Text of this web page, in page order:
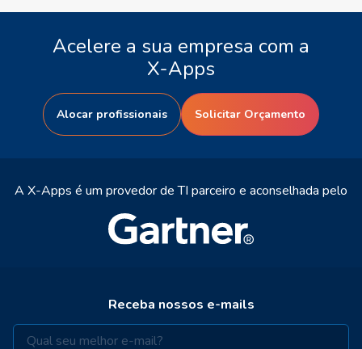
Acelere a sua empresa com a
X-Apps
Alocar profissionais Solicitar Orçamento
A X-Apps é um provedor de TI parceiro e aconselhada pelo
Receba nossos e-mails